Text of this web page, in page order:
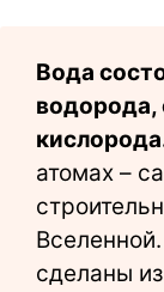
Вода
водорода,
атомах –
сделаны